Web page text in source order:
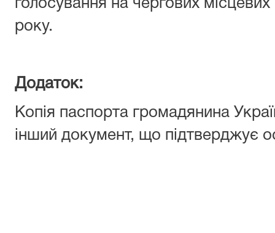
голосування на чергових
року.
Додаток:
Копія паспорта громадянина
інший документ, що підтверджує